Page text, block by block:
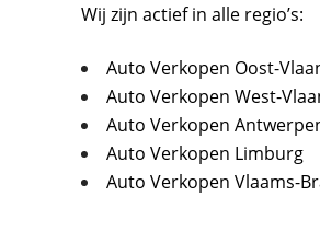
Wij zijn actief in alle regio’s:
Auto Verkopen Oost-
Auto Verkopen West-
Auto Verkopen
Auto Verkopen Limburg
Auto Verkopen Vlaams-